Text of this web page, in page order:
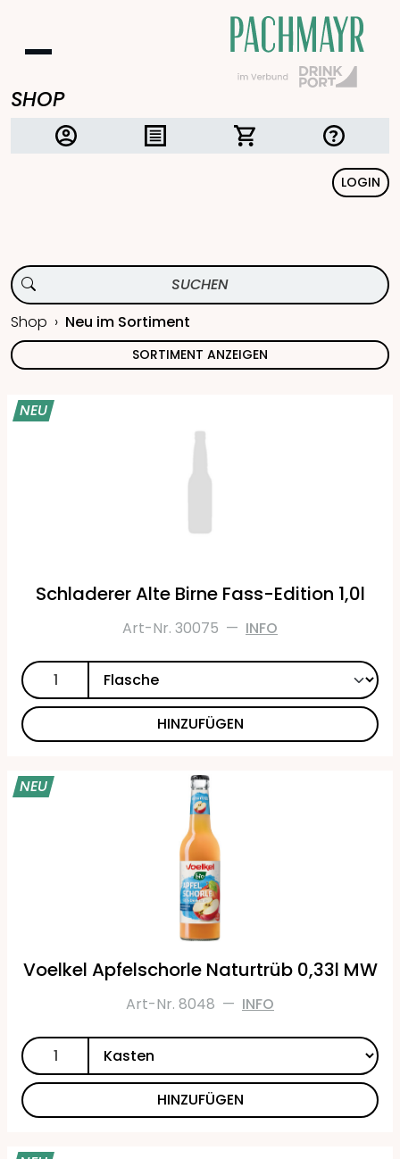
SHOP
LOGIN
Shop Neu im Sortiment
SORTIMENT ANZEIGEN
NEU
Schladerer Alte Birne Fass-Edition 1,0l
Art-Nr. 30075 — INFO
HINZUFÜGEN
NEU
Voelkel Apfelschorle Naturtrüb 0,33l MW
Art-Nr. 8048 — INFO
HINZUFÜGEN